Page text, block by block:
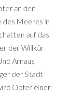
an den
des Meeres in
auf das
der Willkür
Arnaus
der Stadt
Opfer einer